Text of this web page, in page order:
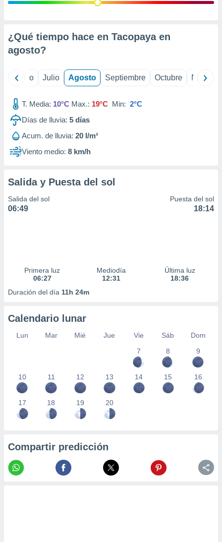
e
mediante
de
1199
¿Qué tiempo hace en Tacopaya en
agosto?
Junio Julio Agosto Septiembre Octubre
T. Media: 10°C Max.: 19°C Min: 2°C
Días de lluvia: 5 días
Acum. de lluvia: 20 l/m²
Viento medio: 8 km/h
Salida y Puesta del sol
Salida del sol
06:49
Puesta del sol
18:14
Primera luz
06:27
Mediodía
12:31
Última luz
18:36
Duración del día 11h 24m
Calendario lunar
Lun Mar Mié Jue Vie Sáb
Dom
7
8 9
10 11 12 13 14 15 16
17 18 19 20
Compartir predicción